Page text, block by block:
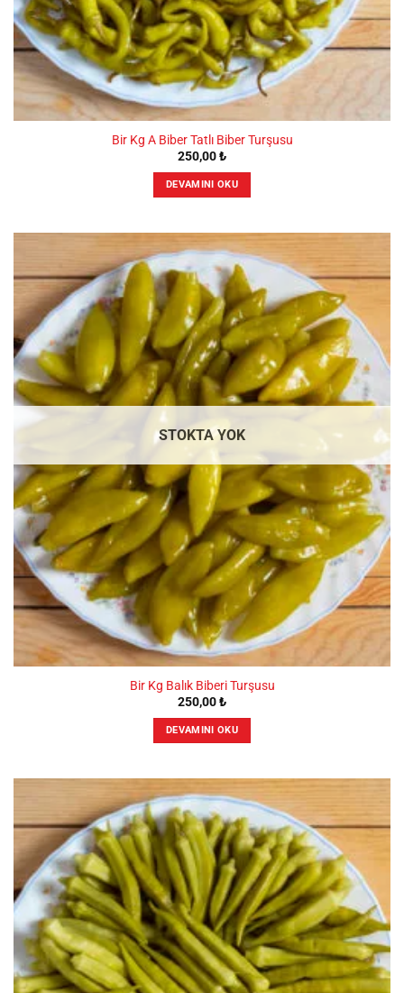
Bir Kg A Biber Tatlı Biber Turşusu
250,00₺
DEVAMINI OKU
STOKTA YOK
Bir Kg Balık Biberi Turşusu
250,00₺
DEVAMINI OKU